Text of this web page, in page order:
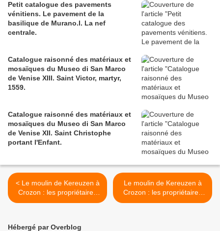
Petit catalogue des pavements
vénitiens. Le pavement de la
basilique de Murano.I. La nef
centrale.
Catalogue raisonné des matériaux et
mosaïques du Museo di San Marco
de Venise XIII. Saint Victor, martyr,
1559.
Catalogue raisonné des matériaux et
mosaïques du Museo di San Marco
de Venise XII. Saint Christophe
portant l'Enfant.
< Le moulin de Kereuzen à
Crozon : les propriétaires
au XVIIIe et la censive (droit
Le moulin de Kereuzen à
Crozon : les propriétaires
au XVIIIe et la censive (droit
Hébergé par Overblog